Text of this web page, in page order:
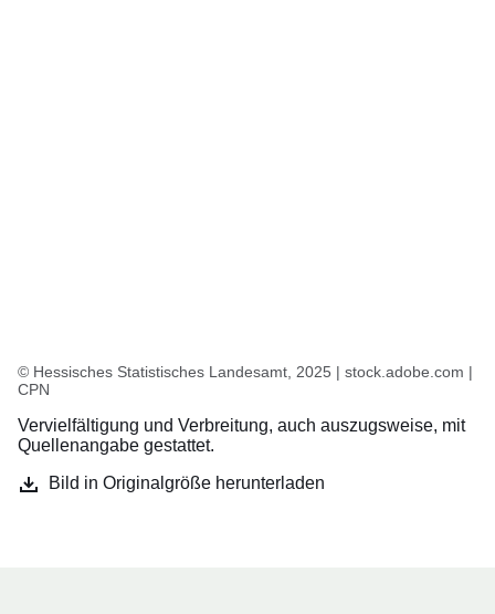
© Hessisches Statistisches Landesamt, 2025 | stock.adobe.com |
CPN
Vervielfältigung und Verbreitung, auch auszugsweise, mit
Quellenangabe gestattet.
Bild in Originalgröße herunterladen